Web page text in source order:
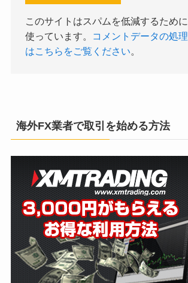
このサイトはスパムを低減するため
使っています。
コメントデータの処
はこちらをご覧ください。
海外FX業者で取引を始める方法